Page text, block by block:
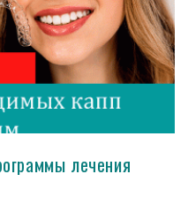
лечения